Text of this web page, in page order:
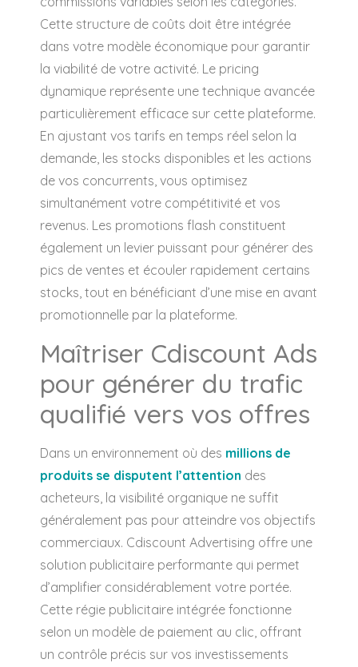
Cette structure de coûts doit être intégrée
dans votre modèle économique pour garantir
la viabilité de votre activité. Le pricing
dynamique représente une technique avancée
particulièrement efficace sur cette plateforme.
En ajustant vos tarifs en temps réel selon la
demande, les stocks disponibles et les actions
de vos concurrents, vous optimisez
simultanément votre compétitivité et vos
revenus. Les promotions flash constituent
également un levier puissant pour générer des
pics de ventes et écouler rapidement certains
stocks, tout en bénéficiant d’une mise en avant
promotionnelle par la plateforme.
Maîtriser Cdiscount Ads
pour générer du trafic
qualifié vers vos offres
Dans un environnement où des millions de
produits se disputent l’attention des
acheteurs, la visibilité organique ne suffit
généralement pas pour atteindre vos objectifs
commerciaux. Cdiscount Advertising offre une
solution publicitaire performante qui permet
d’amplifier considérablement votre portée.
Cette régie publicitaire intégrée fonctionne
selon un modèle de paiement au clic, offrant
un contrôle précis sur vos investissements